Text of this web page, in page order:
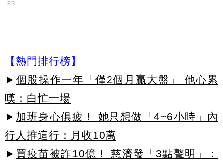
PR
【熱門排行榜】
► 個股操作一年「僅2個月贏大盤」 他心累
嘆：白忙一場
► 加班身心俱疲！ 她只想做「4~6小時」內
行人推這行：月收10萬
► 買疫苗被詐10億！ 慈濟發「3點聲明」：